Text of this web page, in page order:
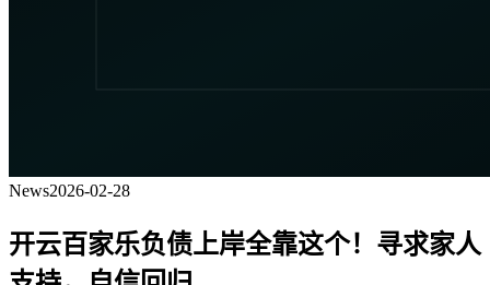
News2026-02-28
开云百家乐负债上岸全靠这个！寻求家人